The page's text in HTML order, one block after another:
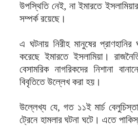
উপস্থিতি নেই, না ইমারতে
সম্পর্ক রয়েছে।
এ ঘটনায় নিরীহ মানুষের
করেছে ইমারতে ইসলামিয়া।
বেসামরিক নাগরিকদের নিশানা
বিবৃতিতে উল্লেখ করা হয়।
উল্লেখ্য যে, গত ১১ই মার্চ
ট্রেনে হামলার ঘটনা ঘটে। এতে